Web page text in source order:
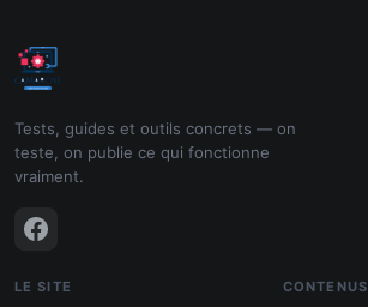
Tests, guides et outils concrets — on
teste, on publie ce qui fonctionne
vraiment.
LE SITE CONTENUS